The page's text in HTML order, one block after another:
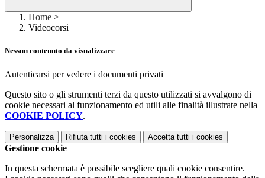
Home >
Videocorsi
Nessun contenuto da visualizzare
Autenticarsi per vedere i documenti privati
Questo sito o gli strumenti terzi da questo utilizzati si avvalgono di
cookie necessari al funzionamento ed utili alle finalità illustrate nella
COOKIE POLICY.
Personalizza Rifiuta tutti i cookies Accetta tutti i cookies
Gestione cookie
In questa schermata è possibile scegliere quali cookie consentire.